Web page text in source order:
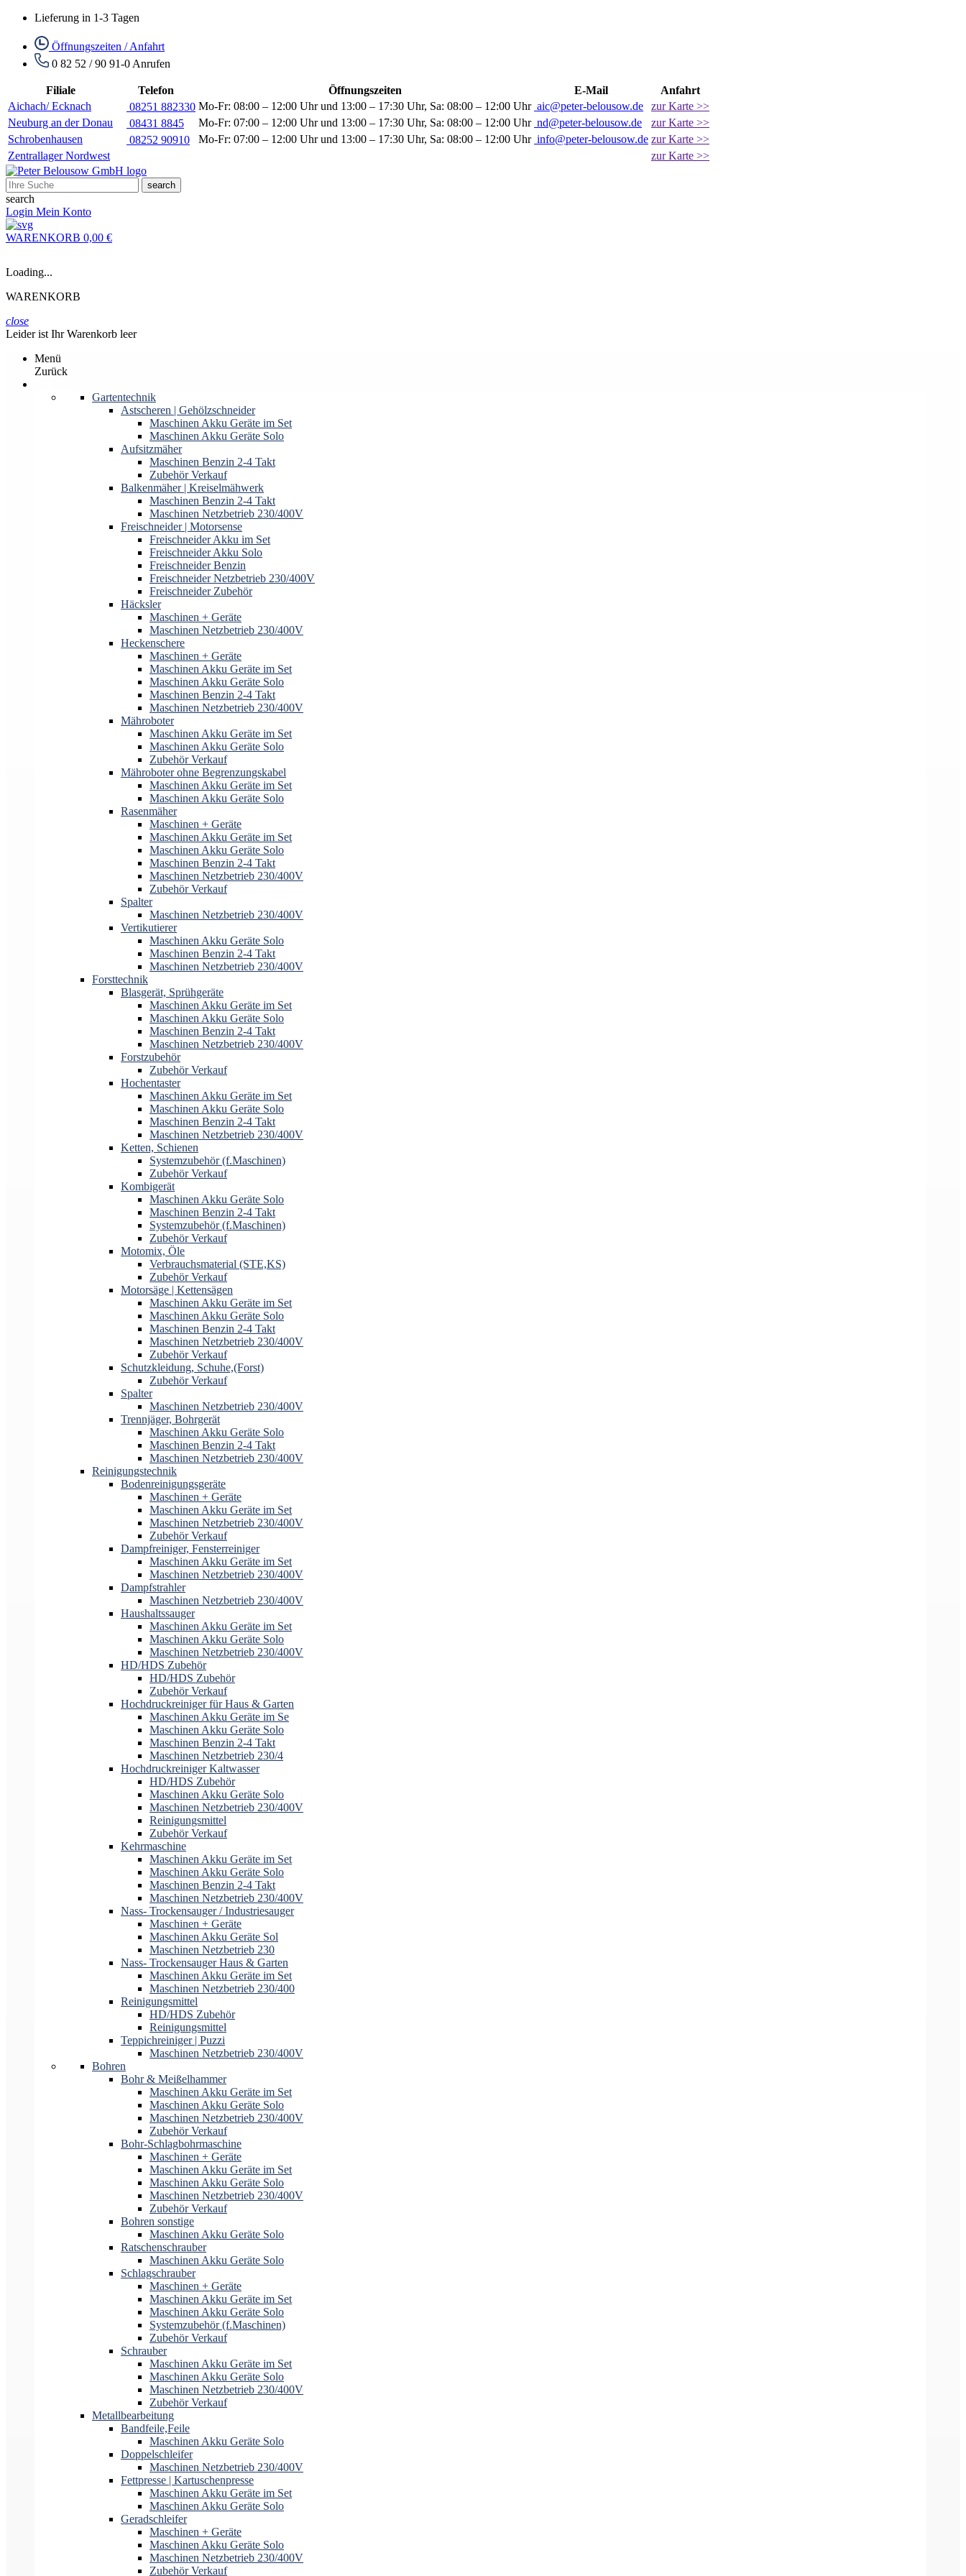
Lieferung in 1-3 Tagen
Öffnungszeiten / Anfahrt
0 82 52 / 90 91-0 Anrufen
Filiale Telefon Öffnungszeiten E-Mail
Anfahrt
Aichach/ Ecknach
08251 882330 Mo-Fr: 08:00 – 12:00 Uhr und 13:00 – 17:30 Uhr, Sa: 08:00 – 12:00 Uhr aic@peter-belousow.de
zur Karte >>
Neuburg an der Donau
08431 8845 Mo-Fr: 07:00 – 12:00 Uhr und 13:00 – 17:30 Uhr, Sa: 08:00 – 12:00 Uhr nd@peter-belousow.de
zur Karte >>
Schrobenhausen
08252 90910 Mo-Fr: 07:00 – 12:00 Uhr und 13:00 – 17:30 Uhr, Sa: 08:00 – 12:00 Uhr info@peter-belousow.de zur Karte >>
Zentrallager Nordwest
zur Karte >>
search
search
Login Mein Konto
WARENKORB 0,00 €
Loading...
WARENKORB
close
Leider ist Ihr Warenkorb leer
Menü
Zurück
Gartentechnik
Astscheren | Gehölzschneider
Maschinen Akku Geräte im Set
Maschinen Akku Geräte Solo
Aufsitzmäher
Maschinen Benzin 2-4 Takt
Zubehör Verkauf
Balkenmäher | Kreiselmähwerk
Maschinen Benzin 2-4 Takt
Maschinen Netzbetrieb 230/400V
Freischneider | Motorsense
Freischneider Akku im Set
Freischneider Akku Solo
Freischneider Benzin
Freischneider Netzbetrieb 230/400V
Freischneider Zubehör
Häcksler
Maschinen + Geräte
Maschinen Netzbetrieb 230/400V
Heckenschere
Maschinen + Geräte
Maschinen Akku Geräte im Set
Maschinen Akku Geräte Solo
Maschinen Benzin 2-4 Takt
Maschinen Netzbetrieb 230/400V
Mähroboter
Maschinen Akku Geräte im Set
Maschinen Akku Geräte Solo
Zubehör Verkauf
Mähroboter ohne Begrenzungskabel
Maschinen Akku Geräte im Set
Maschinen Akku Geräte Solo
Rasenmäher
Maschinen + Geräte
Maschinen Akku Geräte im Set
Maschinen Akku Geräte Solo
Maschinen Benzin 2-4 Takt
Maschinen Netzbetrieb 230/400V
Zubehör Verkauf
Spalter
Maschinen Netzbetrieb 230/400V
Vertikutierer
Maschinen Akku Geräte Solo
Maschinen Benzin 2-4 Takt
Maschinen Netzbetrieb 230/400V
Forsttechnik
Blasgerät, Sprühgeräte
Maschinen Akku Geräte im Set
Maschinen Akku Geräte Solo
Maschinen Benzin 2-4 Takt
Maschinen Netzbetrieb 230/400V
Forstzubehör
Zubehör Verkauf
Hochentaster
Maschinen Akku Geräte im Set
Maschinen Akku Geräte Solo
Maschinen Benzin 2-4 Takt
Maschinen Netzbetrieb 230/400V
Ketten, Schienen
Systemzubehör (f.Maschinen)
Zubehör Verkauf
Kombigerät
Maschinen Akku Geräte Solo
Maschinen Benzin 2-4 Takt
Systemzubehör (f.Maschinen)
Zubehör Verkauf
Motomix, Öle
Verbrauchsmaterial (STE,KS)
Zubehör Verkauf
Motorsäge | Kettensägen
Maschinen Akku Geräte im Set
Maschinen Akku Geräte Solo
Maschinen Benzin 2-4 Takt
Maschinen Netzbetrieb 230/400V
Zubehör Verkauf
Schutzkleidung, Schuhe,(Forst)
Zubehör Verkauf
Spalter
Maschinen Netzbetrieb 230/400V
Trennjäger, Bohrgerät
Maschinen Akku Geräte Solo
Maschinen Benzin 2-4 Takt
Maschinen Netzbetrieb 230/400V
Reinigungstechnik
Bodenreinigungsgeräte
Maschinen + Geräte
Maschinen Akku Geräte im Set
Maschinen Netzbetrieb 230/400V
Zubehör Verkauf
Dampfreiniger, Fensterreiniger
Maschinen Akku Geräte im Set
Maschinen Netzbetrieb 230/400V
Dampfstrahler
Maschinen Netzbetrieb 230/400V
Haushaltssauger
Maschinen Akku Geräte im Set
Maschinen Akku Geräte Solo
Maschinen Netzbetrieb 230/400V
HD/HDS Zubehör
HD/HDS Zubehör
Zubehör Verkauf
Hochdruckreiniger für Haus & Garten
Maschinen Akku Geräte im Se
Maschinen Akku Geräte Solo
Maschinen Benzin 2-4 Takt
Maschinen Netzbetrieb 230/4
Hochdruckreiniger Kaltwasser
HD/HDS Zubehör
Maschinen Akku Geräte Solo
Maschinen Netzbetrieb 230/400V
Reinigungsmittel
Zubehör Verkauf
Kehrmaschine
Maschinen Akku Geräte im Set
Maschinen Akku Geräte Solo
Maschinen Benzin 2-4 Takt
Maschinen Netzbetrieb 230/400V
Nass- Trockensauger / Industriesauger
Maschinen + Geräte
Maschinen Akku Geräte Sol
Maschinen Netzbetrieb 230
Nass- Trockensauger Haus & Garten
Maschinen Akku Geräte im Set
Maschinen Netzbetrieb 230/400
Reinigungsmittel
HD/HDS Zubehör
Reinigungsmittel
Teppichreiniger | Puzzi
Maschinen Netzbetrieb 230/400V
Bohren
Bohr & Meißelhammer
Maschinen Akku Geräte im Set
Maschinen Akku Geräte Solo
Maschinen Netzbetrieb 230/400V
Zubehör Verkauf
Bohr-Schlagbohrmaschine
Maschinen + Geräte
Maschinen Akku Geräte im Set
Maschinen Akku Geräte Solo
Maschinen Netzbetrieb 230/400V
Zubehör Verkauf
Bohren sonstige
Maschinen Akku Geräte Solo
Ratschenschrauber
Maschinen Akku Geräte Solo
Schlagschrauber
Maschinen + Geräte
Maschinen Akku Geräte im Set
Maschinen Akku Geräte Solo
Systemzubehör (f.Maschinen)
Zubehör Verkauf
Schrauber
Maschinen Akku Geräte im Set
Maschinen Akku Geräte Solo
Maschinen Netzbetrieb 230/400V
Zubehör Verkauf
Metallbearbeitung
Bandfeile,Feile
Maschinen Akku Geräte Solo
Doppelschleifer
Maschinen Netzbetrieb 230/400V
Fettpresse | Kartuschenpresse
Maschinen Akku Geräte im Set
Maschinen Akku Geräte Solo
Geradschleifer
Maschinen + Geräte
Maschinen Akku Geräte Solo
Maschinen Netzbetrieb 230/400V
Zubehör Verkauf